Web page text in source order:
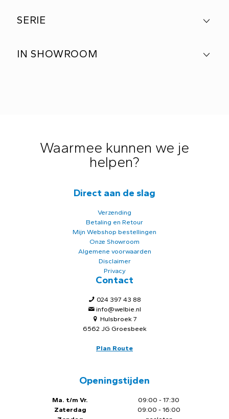
SERIE
IN SHOWROOM
Waarmee kunnen we je
helpen?
Direct aan de slag
Verzending
Betaling en Retour
Mijn Webshop bestellingen
Onze Showroom
Algemene voorwaarden
Disclaimer
Privacy
Contact
024 397 43 88
info@welbie.nl
Hulsbroek 7
6562 JG Groesbeek
Plan Route
Openingstijden
Ma. t/m Vr.
Zaterdag
09:00 - 17:30
09:00 - 16:00